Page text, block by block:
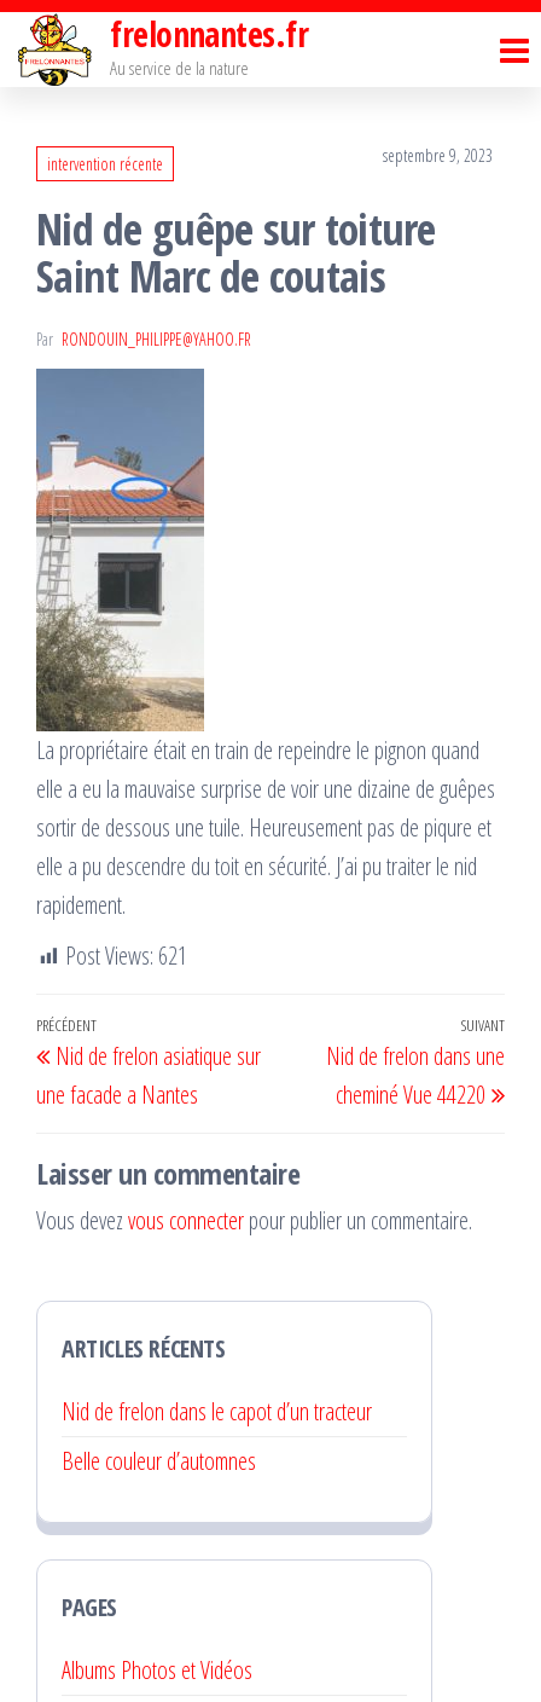
Passer
contenu
frelonnantes.fr
Au service de la nature
intervention récente septembre 9, 2023
Nid de guêpe sur toiture
Saint Marc de coutais
Par RONDOUIN_PHILIPPE@YAHOO.FR
La propriétaire était en train de repeindre le pignon quand
elle a eu la mauvaise surprise de voir une dizaine de guêpes
sortir de dessous une tuile. Heureusement pas de piqure et
elle a pu descendre du toit en sécurité. J’ai pu traiter le nid
rapidement.
Post Views: 621
Navigation
de
l’article
Article
précédent
PRÉCÉDENT
Nid de frelon asiatique sur
une facade a Nantes
SUIVANT
Nid de frelon dans une
cheminé Vue 44220
Laisser un commentaire
Vous devezvous connecterpour publier un commentaire.
ARTICLES RÉCENTS
Nid de frelon dans le capot d’un tracteur
Belle couleur d’automnes
PAGES
Albums Photos et Vidéos